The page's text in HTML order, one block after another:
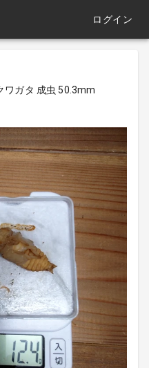
ログイン
ワガタ 成虫 50.3mm